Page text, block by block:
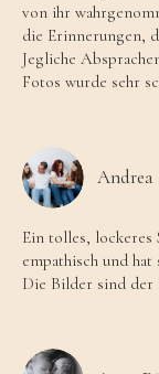
von ihr
die Erinnerungen,
Jegliche
Fotos wurde sehr
Andrea
Ein tolles, lockeres
empathisch und
Die Bilder sind der